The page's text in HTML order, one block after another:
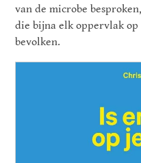
van de microbe
die bijna elk oppervlak
bevolken.